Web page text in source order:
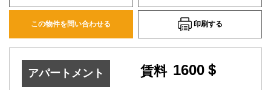
この物件を問い合わせる 印刷する
アパートメント 賃料 1600＄